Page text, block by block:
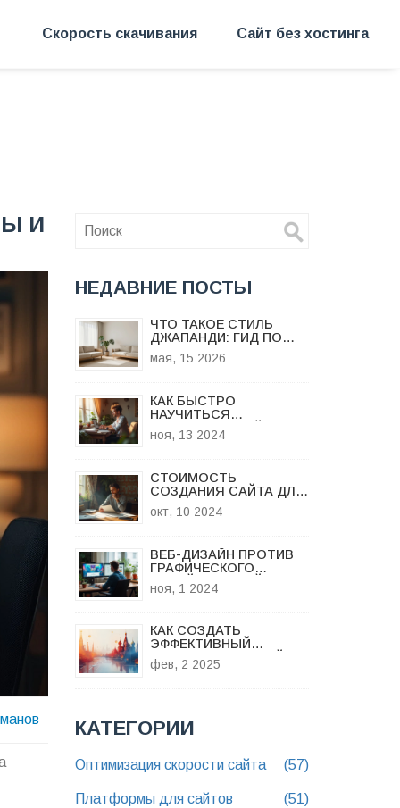
Скорость скачивания Сайт без хостинга
И
НЕДАВНИЕ ПОСТЫ
ЧТО ТАКОЕ СТИЛЬ
ДЖАПАНДИ: ГИД ПО
ЯПОНСКО-
СКАНДИНАВСКОМУ
мая, 15 2026
КАК БЫСТРО
НАУЧИТЬСЯ
СОЗДАВАТЬ САЙТ ДЛЯ
МАЛОГО БИЗНЕСА
ноя, 13 2024
СТОИМОСТЬ
СОЗДАНИЯ САЙТА ДЛЯ
МАЛОГО БИЗНЕСА
окт, 10 2024
ВЕБ-ДИЗАЙН ПРОТИВ
ГРАФИЧЕСКОГО
ДИЗАЙНА: КАКОЙ ПУТЬ
ВЫБРАТЬ?
ноя, 1 2024
КАК СОЗДАТЬ
ЭФФЕКТИВНЫЙ
ЛЕНДИНГ, КОТОРЫЙ
ПРОДАЕТ
фев, 2 2025
КАТЕГОРИИ
Оптимизация скорости сайта (57)
Платформы для сайтов (51)